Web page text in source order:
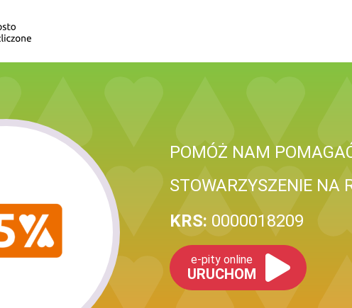
POMÓŻ NAM
STOWARZYSZENIE NA
KRS: 0000018209
e-pity online
URUCHOM